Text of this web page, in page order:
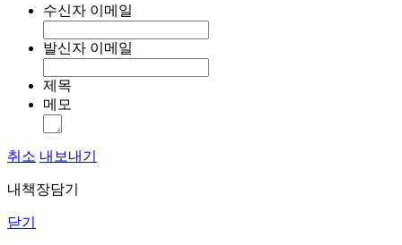
수신자 이메일
발신자 이메일
제목
메모
취소 내보내기
내책장담기
닫기